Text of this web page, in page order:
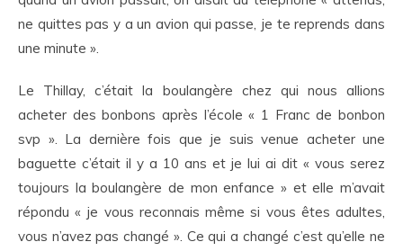
ne quittes pas y a un avion qui passe, je te reprends dans
une minute ».
Le Thillay, c’était la boulangère chez qui nous allions
acheter des bonbons après l’école « 1 Franc de bonbon
svp ». La dernière fois que je suis venue acheter une
baguette c’était il y a 10 ans et je lui ai dit « vous serez
toujours la boulangère de mon enfance » et elle m’avait
répondu « je vous reconnais même si vous êtes adultes,
vous n’avez pas changé ». Ce qui a changé c’est qu’elle ne